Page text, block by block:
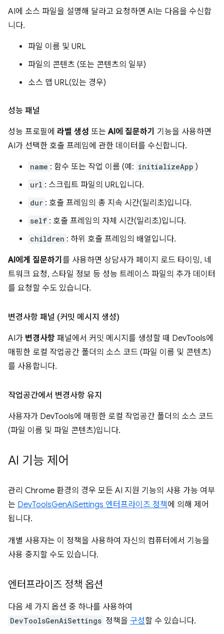
AI에 소스 파일을 설명해 달라고 요청하면 AI는 다음을 수신합
니다.
파일 이름 및 URL
파일의 콘텐츠 (또는 콘텐츠의 일부)
소스 맵 URL(있는 경우)
성능 패널
성능 프로필에 라벨 생성 또는AI에 질문하기 기능을 사용하면
AI가 선택한 호출 프레임에 관한 데이터를 수신합니다.
name : 함수 또는 작업 이름 (예: initializeApp )
url : 스크립트 파일의 URL입니다.
dur : 호출 프레임의 총 지속 시간(밀리초)입니다.
self : 호출 프레임의 자체 시간(밀리초)입니다.
children : 하위 호출 프레임의 배열입니다.
AI에게 질문하기 를 사용하면 상담사가 페이지 로드 타이밍, 네
트워크 요청, 스타일 정보 등 성능 트레이스 파일의 추가 데이터
를 요청할 수도 있습니다.
변경사항 패널 (커밋 메시지 생성)
AI가 변경사항 패널에서 커밋 메시지를 생성할 때 DevTools에
매핑한 로컬 작업공간 폴더의 소스 코드 (파일 이름 및 콘텐츠)
를 사용합니다.
작업공간에서 변경사항 유지
사용자가 DevTools에 매핑한 로컬 작업공간 폴더의 소스 코드
(파일 이름 및 파일 콘텐츠)입니다.
AI 기능 제어
관리 Chrome 환경의 경우 모든 AI 지원 기능의 사용 가능 여부
는 DevToolsGenAiSettings 엔터프라이즈 정책에 의해 제어
됩니다.
개별 사용자는 이 정책을 사용하여 자신의 컴퓨터에서 기능을
사용 중지할 수도 있습니다.
엔터프라이즈 정책 옵션
다음 세 가지 옵션 중 하나를 사용하여
DevToolsGenAiSettings 정책을 구성할 수 있습니다.